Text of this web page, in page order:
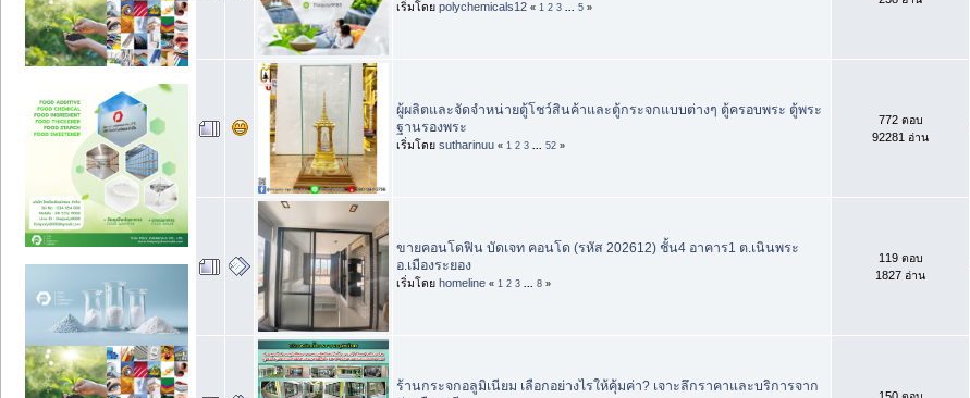
เริ่มโดย polychemicals12 « 1 2 3 5 »
ผู้ผลิตและจัดจำหน่ายตู้โชว์สินค้าและตู้กระจกแบบต่างๆ ตู้ครอบพระ ตู้พระ
ฐานรองพระ
เริ่มโดย sutharinuu « 1 2 3 52 »
772 ตอบ
92281 อ่าน
ขายคอนโดฟิน บัดเจท คอนโด (รหัส 202612) ชั้น4 อาคาร1 ต.เนินพระ
อ.เมืองระยอง
เริ่มโดย homeline « 1 2 3 8 »
119 ตอบ
1827 อ่าน
ร้านกระจกอลูมิเนียม เลือกอย่างไรให้คุ้มค่า? เจาะลึกราคาและบริการจาก
150 ตอบ